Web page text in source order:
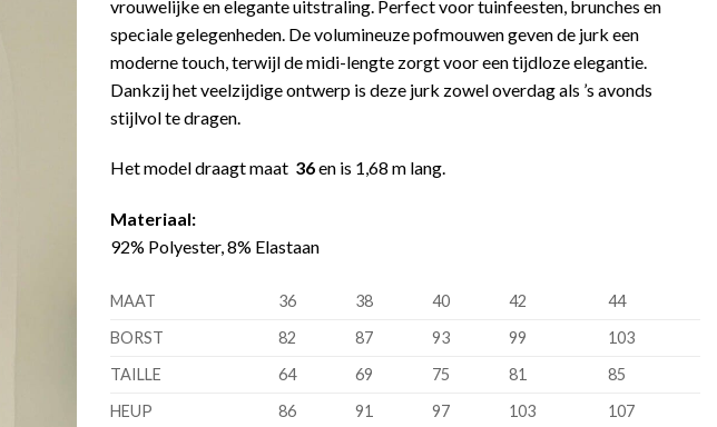
vrouwelijke en elegante uitstraling. Perfect voor tuinfeesten, brunches en
speciale gelegenheden. De volumineuze pofmouwen geven de jurk een
moderne touch, terwijl de midi-lengte zorgt voor een tijdloze elegantie.
Dankzij het veelzijdige ontwerp is deze jurk zowel overdag als ’s avonds
stijlvol te dragen.
Het model draagt maat 36en is 1,68 m lang.
Materiaal:
92% Polyester, 8% Elastaan
MAAT 36 38 40 42
44
BORST
82 87 93 99
103
TAILLE
64 69 75 81
85
HEUP
86 91 97 103 107